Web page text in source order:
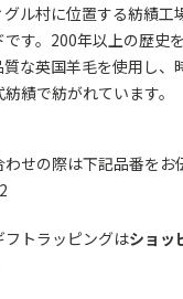
ル村に位置する紡績工
す。200年以上の歴史
な英国羊毛を使用し、
績で紡がれています。
せの際は下記品番をお
フトラッピングはショッ